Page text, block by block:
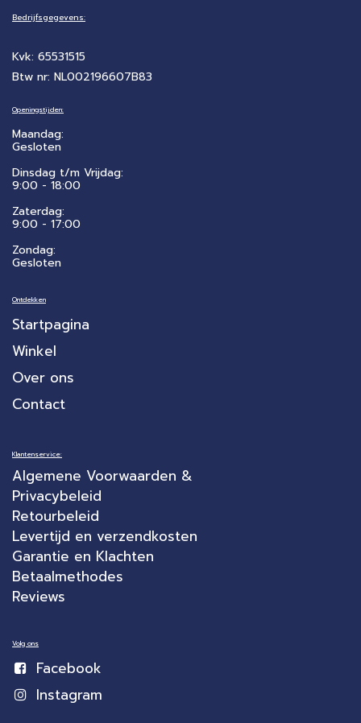
Bedrijfsgegevens:
Kvk: 65531515
Btw nr: NL002196607B83
Openingstijden:
Maandag:
Gesloten
Dinsdag t/m Vrijdag:
9:00 - 18:00
Zaterdag:
​9:00 - 17:00
Zondag:
Gesloten
Ontdekken
Startpagina
Winkel
Over ons
Contact
Klantenservice:
Algemene Voorwaarden &
Privacybeleid
Retourbeleid
Levertijd en verzendkosten
Garantie en Klachten
Betaalmethodes
Reviews
Volg ons
Facebook
Instagram